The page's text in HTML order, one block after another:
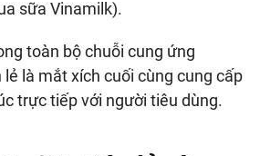
sữa Vinamilk).
toàn bộ chuỗi cung ứng
lẻ là mắt xích cuối cùng cung cấp
trực tiếp với người tiêu dùng.